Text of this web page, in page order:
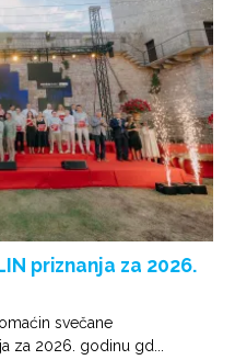
priznanja za 2026.
svečane
za 2026. godinu gd...